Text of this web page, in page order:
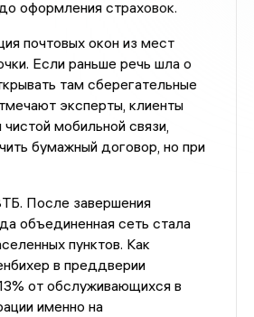
оформления страховок.
почтовых окон из мест
Если раньше речь шла о
там сберегательные
эксперты, клиенты
мобильной связи,
бумажный договор, но при
После завершения
объединенная сеть стала
пунктов. Как
в преддверии
от обслуживающихся в
именно на